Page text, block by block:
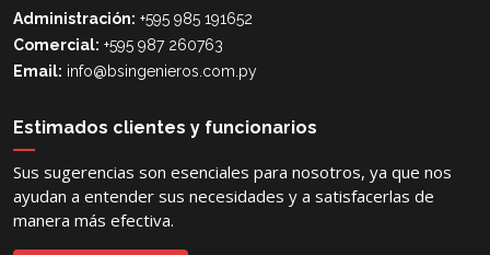
Administración: +595 985 191652
Comercial: +595 987 260763
Email: info@bsingenieros.com.py
Estimados clientes y funcionarios
Sus sugerencias son esenciales para nosotros, ya que nos
ayudan a entender sus necesidades y a satisfacerlas de
manera más efectiva.